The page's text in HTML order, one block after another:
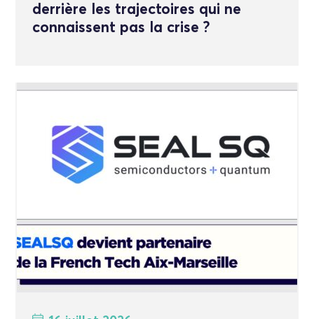
derrière les trajectoires qui ne
connaissent pas la crise ?